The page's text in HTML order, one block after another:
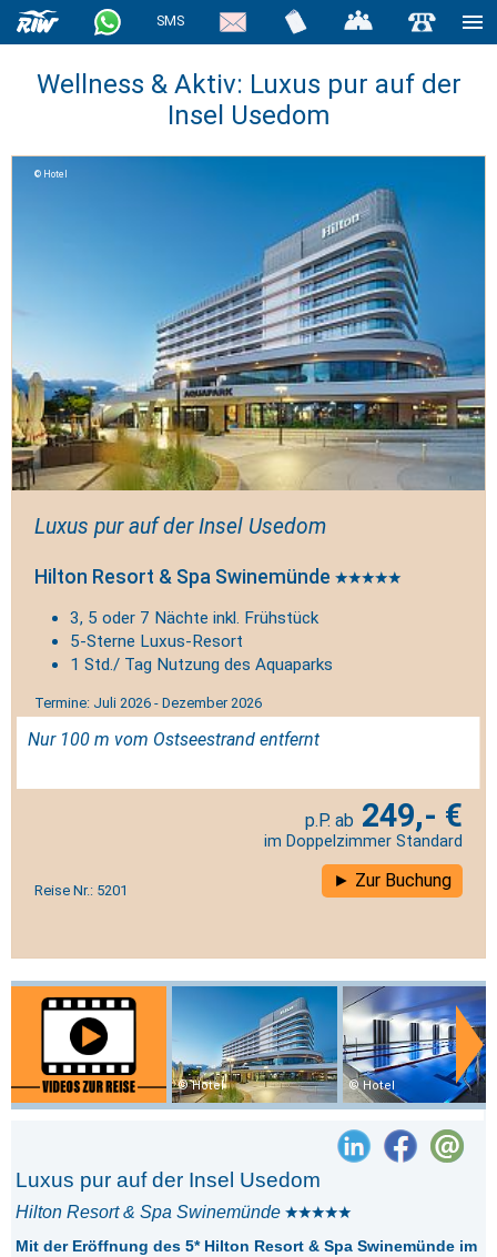
SMS
Wellness & Aktiv: Luxus pur auf der
Insel Usedom
Hotel
Luxus pur auf der Insel Usedom
Hilton Resort & Spa Swinemünde
3, 5 oder 7 Nächte inkl. Frühstück
5-Sterne Luxus-Resort
1 Std./ Tag Nutzung des Aquaparks
Termine: Juli 2026 - Dezember 2026
Nur 100 m vom Ostseestrand entfernt
249,- €
im Doppelzimmer Standard
Reise Nr.: 5201 Zur Buchung
Hotel Hotel
Luxus pur auf der Insel Usedom
Hilton Resort & Spa Swinemünde
Mit der Eröffnung des 5* Hilton Resort & Spa Swinemünde im